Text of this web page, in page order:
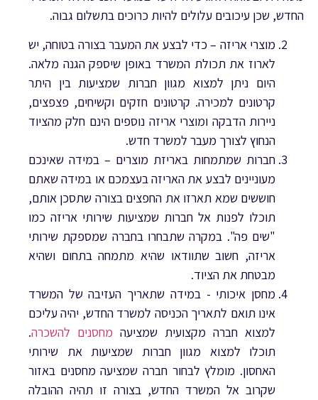
החדש, שכן עיכובים עלולים להיות כרוכים בתשלום גבוה.
מוצרי אריזה – כדי לבצע את המעבר בצורה בטוחה, יש
לארוז את תכולת המשרד באופן שיספק הגנה מלאה.
היום ניתן למצוא מגוון חברות שמציעות בין היתר
קרטונים למכירה. קרטונים חזקים וקשיחים, פצפצים,
ניירות הדבקה ומוצרי אריזה נוספים הינם חלק מהציוד
הנחוץ לצורך מעבר למשרד חדש.
חברות שמתמחות באריזת מוצרים – במידה שאינכם
מעוניינים לבצע את האריזה בעצמכם או במידה שאתם
חוששים שמא תארזו את החפצים בצורה שתסכן אותם,
תוכלו לפנות אל חברות שמציעות שירותי אריזה כמו
"שים פה". במקרה שתבחרו בחברה שמספקת שירותי
אריזה, חשוב שתוודאו שהיא מתמחה בתחום ושהיא
מבטחת את הציוד.
מחסן איכותי - במידה שתאריך העזיבה של המשרד
אינו תואם לתאריך הכניסה למשרד החדש, יהיה עליכם
למצוא חברה מקצועית שמציעה מחסנים להשכרה.
תוכלו למצוא מגוון חברות שמציעות את שירותי
האחסון. מומלץ לבחור חברה שמציעה מחסנים באזור
שקרוב אל המשרד החדש, בצורה זו תהיה ההובלה